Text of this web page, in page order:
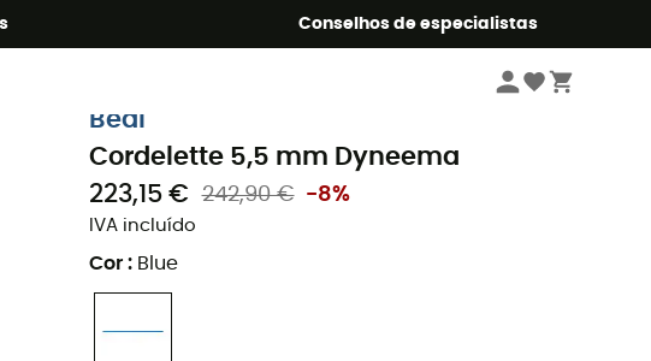
Conselhos de especialistas
o código Summer5
Beal
Cordelette 5,5 mm Dyneema
223,15 €
242,90 € -8%
IVA incluído
Cor : Blue